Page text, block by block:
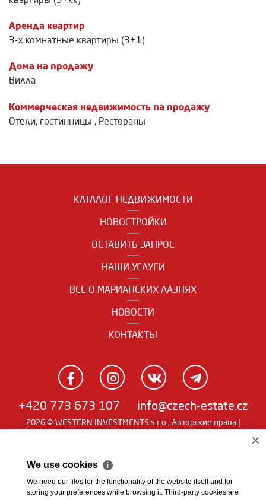
Аренда квартир
3-х комнатные квартиры (3+1)
Дома на продажу
Вилла
Коммерческая недвижимость na продажу
Отели, гостинницы , Рестораны
КАТАЛОГ НЕДВИЖИМОСТИ
НОВОСТРОЙКИ
ОСТАВИТЬ ЗАПРОС
НАШИ УСЛУГИ
ВСЕ О МАРИАНСКИХ ЛАЗНЯХ
НОВОСТИ
КОНТАКТЫ
+420 773 673 107 info@czech-estate.cz
2026 © WESTERN INVESTMENTS s.r.o., Авторские права |
×
We use cookies ℹ
We need our files for the functionality of the website itself and for
storing your preferences while browsing it. Third-party cookies are